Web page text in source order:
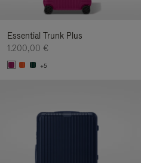
Essential Trunk Plus
1.200,00 €
+5